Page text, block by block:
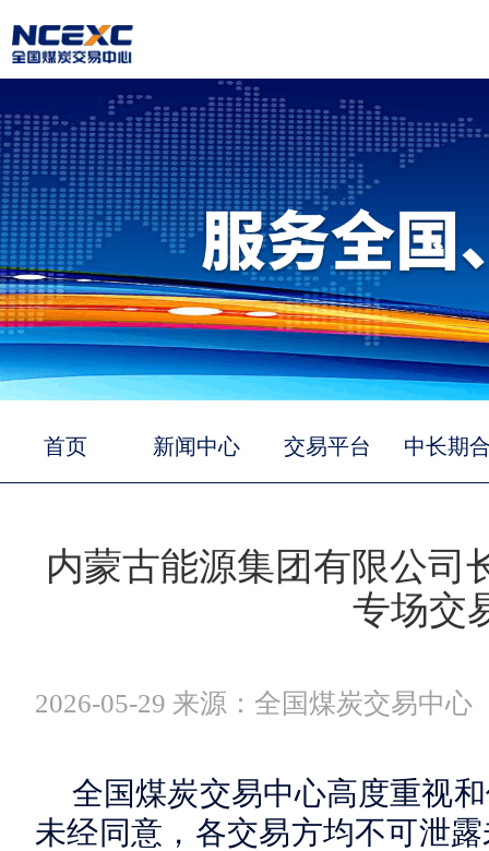
首页 新闻中心 交易平台 中长期
内蒙古能源集团有限公司
专场交
2026-05-29 来源：全国煤炭交易中心
全国煤炭交易中心高度重视
未经同意，各交易方均不可泄